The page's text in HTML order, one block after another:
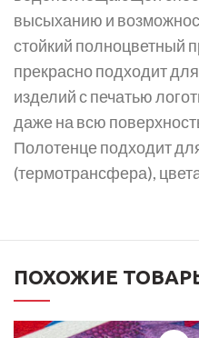
высыханию и
стойкий полноцветный
прекрасно подходит
изделий с печатью
даже на всю
Полотенце подходит
(термотрансфера),
ПОХОЖИЕ